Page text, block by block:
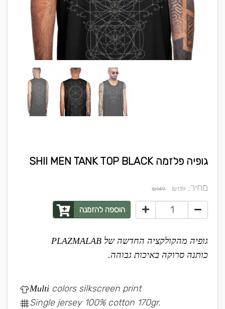
גופיה פלזמה SHII MEN TANK TOP BLACK
מחיר: ₪139
₪149
הוספה להזמנה
גופיה מהקולקציה החדשה של PLAZMALAB
כותנה סרוקה באיכות גבוהה.
Multi colors silkscreen print
Single jersey 100% cotton 170gr.